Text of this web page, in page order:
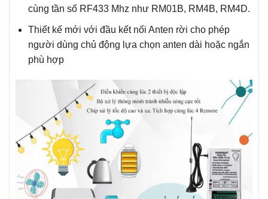
cùng tần số RF433 Mhz như RM01B, RM4B, RM4D.
Thiết kế mới với đầu kết nối Anten rời cho phép
người dùng chủ động lựa chọn anten dài hoặc ngắn
phù hợp